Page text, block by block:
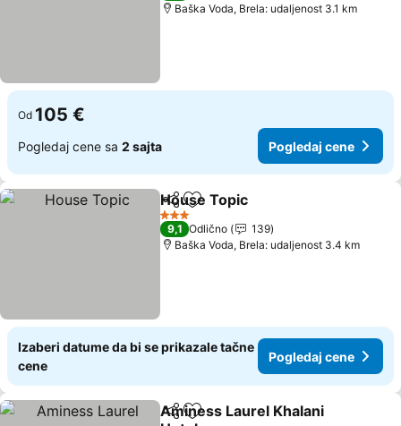
Baška Voda, Brela: udaljenost 3.1 km
Od 105 €
Pogledaj cene sa 2 sajta Pogledaj cene
Deli Dodati u favorite
House Topic
3 Zvezdice
9,1 Odlično
139
Baška Voda, Brela: udaljenost 3.4 km
Izaberi datume da bi se prikazale tačne
cene
Pogledaj cene
Deli Dodati u favorite
Aminess Laurel Khalani